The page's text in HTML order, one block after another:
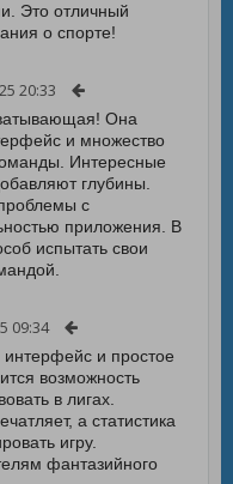
Это отличный
о спорте!
20:33
Она
и множество
Интересные
глубины.
с
приложения. В
испытать свои
09:34
и простое
возможность
в лигах.
а статистика
игру.
фантазийного